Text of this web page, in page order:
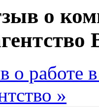
о
о работе
»